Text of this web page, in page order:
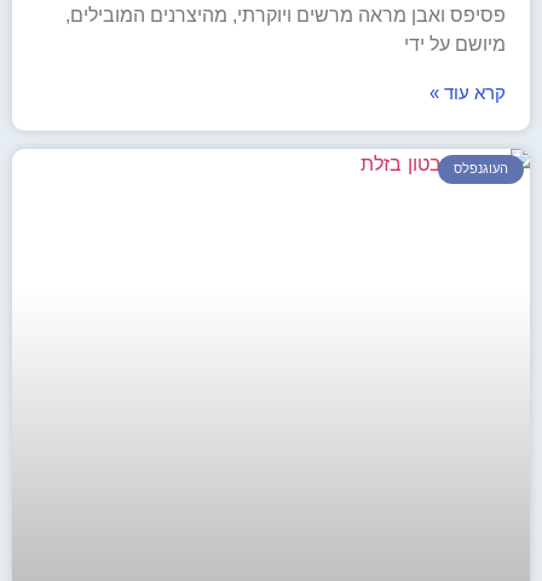
פסיפס ואבן מראה מרשים ויוקרתי, מהיצרנים המובילים,
מיושם על ידי
קרא עוד »
העוגנפלס